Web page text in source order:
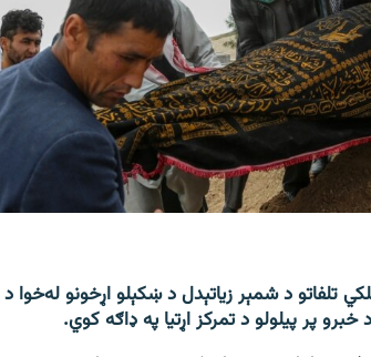
تلفاتو د شمېر زیاتېدل د ښکېلو اړخونو له‌خوا
پر پیلولو د تمرکز اړتیا په ډاګه کوي.